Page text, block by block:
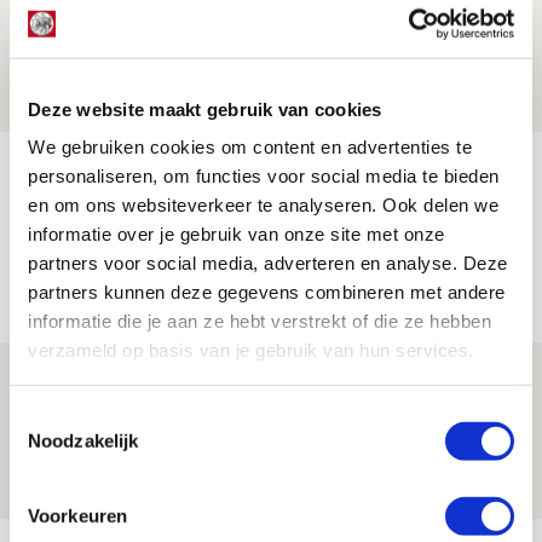
Deze website maakt gebruik van cookies
We gebruiken cookies om content en advertenties te
personaliseren, om functies voor social media te bieden
en om ons websiteverkeer te analyseren. Ook delen we
informatie over je gebruik van onze site met onze
partners voor social media, adverteren en analyse. Deze
partners kunnen deze gegevens combineren met andere
informatie die je aan ze hebt verstrekt of die ze hebben
verzameld op basis van je gebruik van hun services.
Noodzakelijk
Voorkeuren
mijn hoofd spoken’
Míchel geeft blessure-update en
spreekt over Godts, Baas en
aanwinsten
07 AUGUSTUS 2026 - 14:13
NIEUWS
Volop enthousiasme in fotoverslag van
07 AUGUSTUS 2026 - 09:00